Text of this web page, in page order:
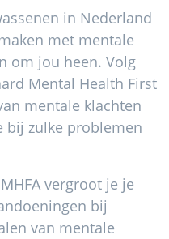
in Nederland
met mentale
om jou heen. Volg
Mental Health First
mentale klachten
bij zulke problemen
vergroot je je
bij
van mentale